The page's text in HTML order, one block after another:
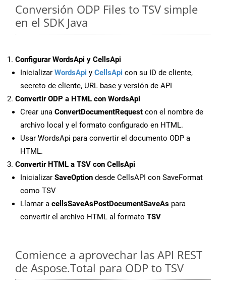
Conversión ODP Files to TSV simple
en el SDK Java
Configurar WordsApi y CellsApi
Inicializar WordsApi y CellsApi con su ID de cliente,
secreto de cliente, URL base y versión de API
Convertir ODP a HTML con WordsApi
Crear una ConvertDocumentRequest con el nombre de
archivo local y el formato configurado en HTML.
Usar WordsApi para convertir el documento ODP a
HTML.
Convertir HTML a TSV con CellsApi
Inicializar SaveOption desde CellsAPI con SaveFormat
como TSV
Llamar a cellsSaveAsPostDocumentSaveAs para
convertir el archivo HTML al formato TSV
Comience a aprovechar las API REST
de Aspose.Total para ODP to TSV